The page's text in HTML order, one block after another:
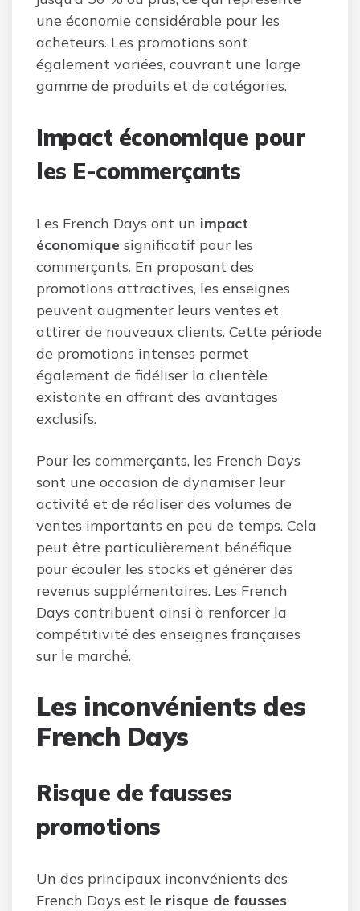
une économie considérable pour les
acheteurs. Les promotions sont
également variées, couvrant une large
gamme de produits et de catégories.
Impact économique pour
les E-commerçants
Les French Days ont un impact
économique significatif pour les
commerçants. En proposant des
promotions attractives, les enseignes
peuvent augmenter leurs ventes et
attirer de nouveaux clients. Cette période
de promotions intenses permet
également de fidéliser la clientèle
existante en offrant des avantages
exclusifs.
Pour les commerçants, les French Days
sont une occasion de dynamiser leur
activité et de réaliser des volumes de
ventes importants en peu de temps. Cela
peut être particulièrement bénéfique
pour écouler les stocks et générer des
revenus supplémentaires. Les French
Days contribuent ainsi à renforcer la
compétitivité des enseignes françaises
sur le marché.
Les inconvénients des
French Days
Risque de fausses
promotions
Un des principaux inconvénients des
French Days est le risque de fausses